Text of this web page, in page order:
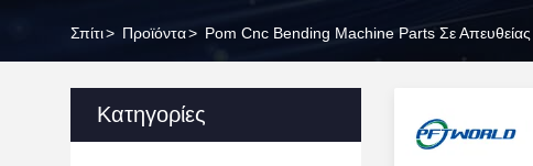
Σπίτι> Προϊόντα> Pom Cnc Bending Machine Parts Σε
Κατηγορίες